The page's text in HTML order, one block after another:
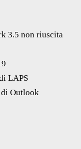
3.5 non riuscita
LAPS
Outlook